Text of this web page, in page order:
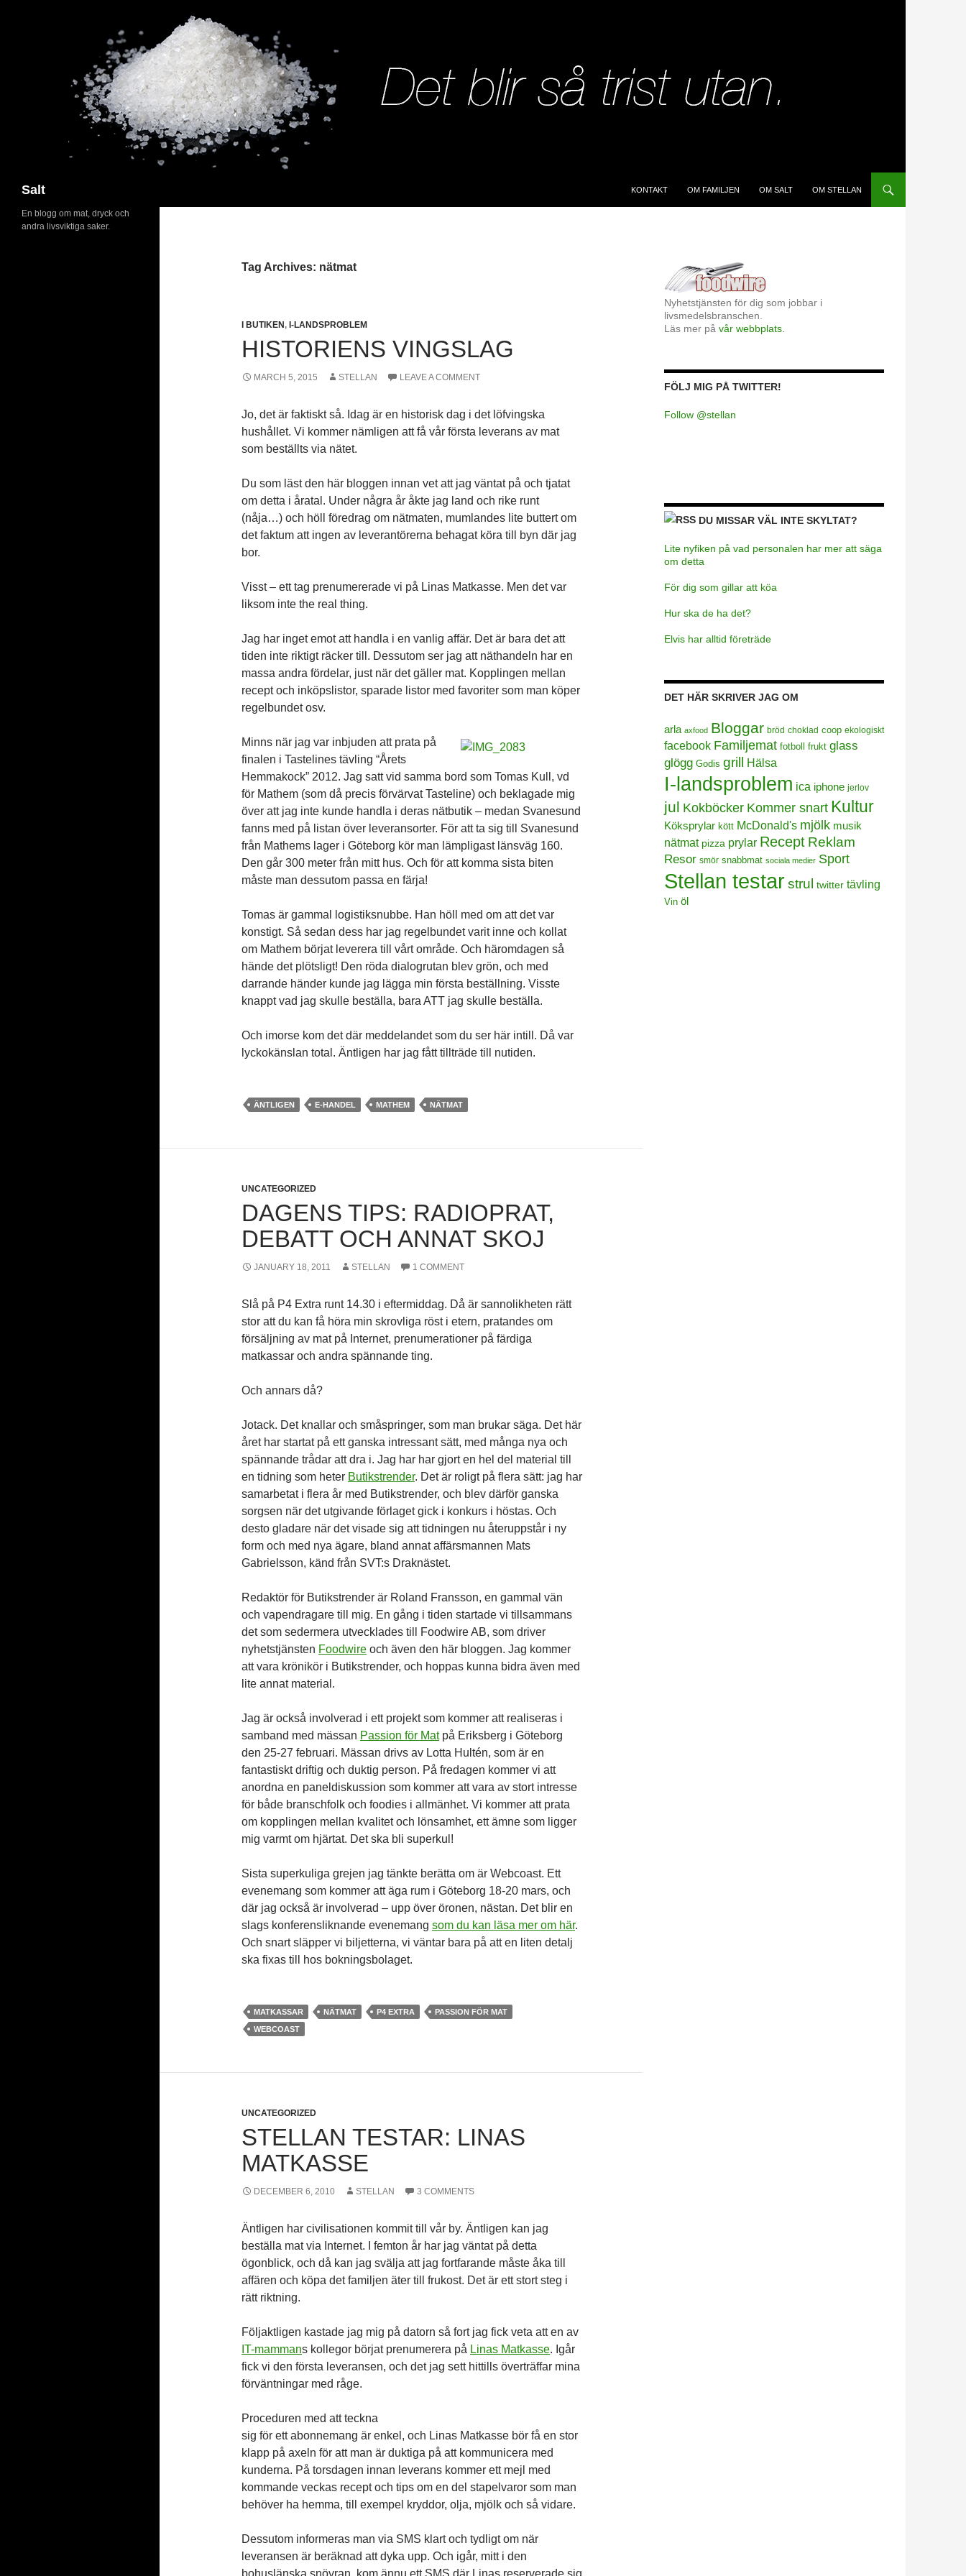
Salt
KONTAKT
OM FAMILJEN OM SALT OM STELLAN
Tag Archives: nätmat
I BUTIKEN , I-LANDSPROBLEM
HISTORIENS VINGSLAG
MARCH 5, 2015 STELLAN LEAVE A COMMENT
Jo, det är faktiskt så. Idag är en historisk dag i det löfvingska
hushållet. Vi kommer nämligen att få vår första leverans av mat
som beställts via nätet.
Du som läst den här bloggen innan vet att jag väntat på och tjatat
om detta i åratal. Under några år åkte jag land och rike runt
(nåja…) och höll föredrag om nätmaten, mumlandes lite buttert om
det faktum att ingen av leverantörerna behagat köra till byn där jag
bor.
Visst – ett tag prenumererade vi på Linas Matkasse. Men det var
liksom inte the real thing.
Jag har inget emot att handla i en vanlig affär. Det är bara det att
tiden inte riktigt räcker till. Dessutom ser jag att näthandeln har en
massa andra fördelar, just när det gäller mat. Kopplingen mellan
recept och inköpslistor, sparade listor med favoriter som man köper
regelbundet osv.
Minns när jag var inbjuden att prata på
finalen i Tastelines tävling “Årets
Hemmakock” 2012. Jag satt vid samma bord som Tomas Kull, vd
för Mathem (som då precis förvärvat Tasteline) och beklagade mig
över att jag inte kunde handla i deras nätbutik – medan Svanesund
fanns med på listan över leveransorter. För att ta sig till Svanesund
från Mathems lager i Göteborg kör man lämpligast länsväg 160.
Den går 300 meter från mitt hus. Och för att komma sista biten
måste man dessutom passa en färja!
Tomas är gammal logistiksnubbe. Han höll med om att det var
konstigt. Så sedan dess har jag regelbundet varit inne och kollat
om Mathem börjat leverera till vårt område. Och häromdagen så
hände det plötsligt! Den röda dialogrutan blev grön, och med
darrande händer kunde jag lägga min första beställning. Visste
knappt vad jag skulle beställa, bara ATT jag skulle beställa.
Och imorse kom det där meddelandet som du ser här intill. Då var
lyckokänslan total. Äntligen har jag fått tillträde till nutiden.
ÄNTLIGEN E-HANDEL MATHEM NÄTMAT
UNCATEGORIZED
DAGENS TIPS: RADIOPRAT,
DEBATT OCH ANNAT SKOJ
JANUARY 18, 2011 STELLAN 1 COMMENT
Slå på P4 Extra runt 14.30 i eftermiddag. Då är sannolikheten rätt
stor att du kan få höra min skrovliga röst i etern, pratandes om
försäljning av mat på Internet, prenumerationer på färdiga
matkassar och andra spännande ting.
Och annars då?
Jotack. Det knallar och småspringer, som man brukar säga. Det här
året har startat på ett ganska intressant sätt, med många nya och
spännande trådar att dra i. Jag har har gjort en hel del material till
en tidning som heter Butikstrender. Det är roligt på flera sätt: jag har
samarbetat i flera år med Butikstrender, och blev därför ganska
sorgsen när det utgivande förlaget gick i konkurs i höstas. Och
desto gladare när det visade sig att tidningen nu återuppstår i ny
form och med nya ägare, bland annat affärsmannen Mats
Gabrielsson, känd från SVT:s Draknästet.
Redaktör för Butikstrender är Roland Fransson, en gammal vän
och vapendragare till mig. En gång i tiden startade vi tillsammans
det som sedermera utvecklades till Foodwire AB, som driver
nyhetstjänsten Foodwire och även den här bloggen. Jag kommer
att vara krönikör i Butikstrender, och hoppas kunna bidra även med
lite annat material.
Jag är också involverad i ett projekt som kommer att realiseras i
samband med mässan Passion för Matpå Eriksberg i Göteborg
den 25-27 februari. Mässan drivs av Lotta Hultén, som är en
fantastiskt driftig och duktig person. På fredagen kommer vi att
anordna en paneldiskussion som kommer att vara av stort intresse
för både branschfolk och foodies i allmänhet. Vi kommer att prata
om kopplingen mellan kvalitet och lönsamhet, ett ämne som ligger
mig varmt om hjärtat. Det ska bli superkul!
Sista superkuliga grejen jag tänkte berätta om är Webcoast. Ett
evenemang som kommer att äga rum i Göteborg 18-20 mars, och
där jag också är involverad – upp över öronen, nästan. Det blir en
slags konferensliknande evenemang som du kan läsa mer om här.
Och snart släpper vi biljetterna, vi väntar bara på att en liten detalj
ska fixas till hos bokningsbolaget.
MATKASSAR NÄTMAT P4 EXTRA
PASSION FÖR MAT
WEBCOAST
UNCATEGORIZED
STELLAN TESTAR: LINAS
MATKASSE
DECEMBER 6, 2010 STELLAN 3 COMMENTS
Äntligen har civilisationen kommit till vår by. Äntligen kan jag
beställa mat via Internet. I femton år har jag väntat på detta
ögonblick, och då kan jag svälja att jag fortfarande måste åka till
affären och köpa det familjen äter till frukost. Det är ett stort steg i
rätt riktning.
Följaktligen kastade jag mig på datorn så fort jag fick veta att en av
IT-mammans kollegor börjat prenumerera på Linas Matkasse. Igår
fick vi den första leveransen, och det jag sett hittills överträffar mina
förväntningar med råge.
Proceduren med att teckna
sig för ett abonnemang är enkel, och Linas Matkasse bör få en stor
klapp på axeln för att man är duktiga på att kommunicera med
kunderna. På torsdagen innan leverans kommer ett mejl med
kommande veckas recept och tips om en del stapelvaror som man
behöver ha hemma, till exempel kryddor, olja, mjölk och så vidare.
Dessutom informeras man via SMS klart och tydligt om när
leveransen är beräknad att dyka upp. Och igår, mitt i den
bohuslänska snöyran, kom ännu ett SMS där Linas reserverade sig
Nyhetstjänsten för dig som jobbar i
livsmedelsbranschen.
Läs mer på vår webbplats.
FÖLJ MIG PÅ TWITTER!
Follow @stellan
DU MISSAR VÄL INTE SKYLTAT?
Lite nyfiken på vad personalen har mer att säga
om detta
För dig som gillar att köa
Hur ska de ha det?
Elvis har alltid företräde
DET HÄR SKRIVER JAG OM
arla axfood Bloggar bröd choklad coop ekologiskt
facebook Familjemat fotboll frukt glass
glögg Godis grill Hälsa
I-landsproblem ica iphone jerlov
jul Kokböcker Kommer snart Kultur
Köksprylar kött McDonald's mjölk musik
nätmat pizza prylar Recept Reklam
Resor smör snabbmat sociala medier Sport
Stellan testarstrul twitter tävling
Vin öl
En blogg om mat, dryck och
andra livsviktiga saker.